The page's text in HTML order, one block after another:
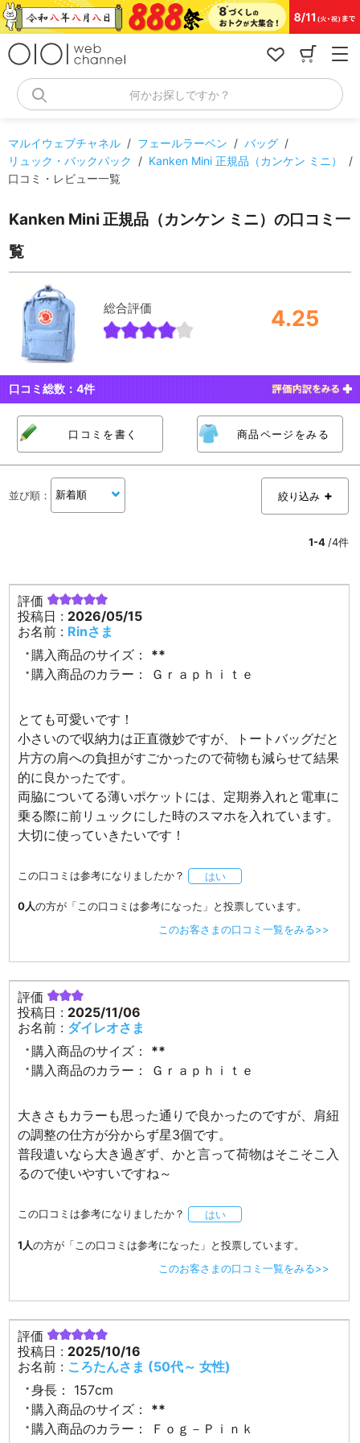
コ
ン
何かお探しですか？
マルイウェブチャネル / フェールラーベン / バッグ /
リュック・バックパック
/ Kanken Mini 正規品（カンケン ミニ）
/
口コミ・レビュー一覧
Kanken Mini 正規品（カンケン ミニ）の口コミ一
覧
総合評価 4.25
口コミ総数：4件
口コミを書く 商品ページをみる
並び順 ： 絞り込み
1-4 /4件
評価
投稿日 : 2026/05/15
お名前 : Rinさま
購入商品のサイズ：
**
購入商品のカラー：
Ｇｒａｐｈｉｔｅ
とても可愛いです！
小さいので収納力は正直微妙ですが、トートバッグだと
片方の肩への負担がすごかったので荷物も減らせて結果
的に良かったです。
両脇についてる薄いポケットには、定期券入れと電車に
乗る際に前リュックにした時のスマホを入れています。
大切に使っていきたいです！
この口コミは参考になりましたか？ はい
0人の方が「この口コミは参考になった」と投票しています。
このお客さまの口コミ一覧をみる>>
評価
投稿日 : 2025/11/06
お名前 : ダイレオさま
購入商品のサイズ：
**
購入商品のカラー：
Ｇｒａｐｈｉｔｅ
大きさもカラーも思った通りで良かったのですが、肩紐
の調整の仕方が分からず星3個です。
普段遣いなら大き過ぎず、かと言って荷物はそこそこ入
るので使いやすいですね～
この口コミは参考になりましたか？ はい
1人の方が「この口コミは参考になった」と投票しています。
このお客さまの口コミ一覧をみる>>
評価
投稿日 : 2025/10/16
お名前 : ころたんさま (50代～ 女性)
身長：
157cm
購入商品のサイズ：
**
購入商品のカラー：
Ｆｏｇ－Ｐｉｎｋ